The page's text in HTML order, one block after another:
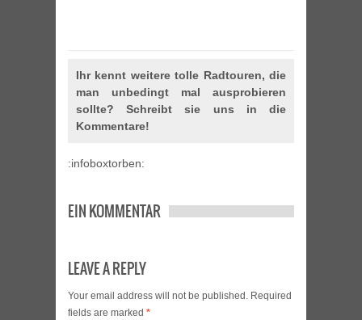
Ihr kennt weitere tolle Radtouren, die
man unbedingt mal ausprobieren
sollte? Schreibt sie uns in die
Kommentare!
:infoboxtorben:
EIN KOMMENTAR
LEAVE A REPLY
Your email address will not be published. Required
fields are marked *